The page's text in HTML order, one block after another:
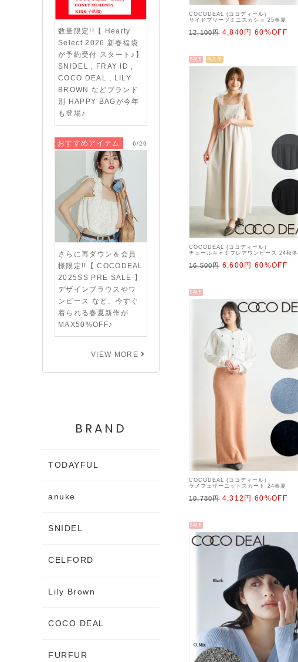
COCODEAL (ココディール）
サイドプリーツミニスカショ 25春夏
12,100円 4,840円 60%OFF
SALE 再入荷
COCODEAL (ココディール）
チュールキャミフレアワンピース 24秋冬
16,500円 6,600円 60%OFF
SALE
COCODEAL (ココディール）
ラメフェザーニットスカート 24春夏
10,780円 4,312円 60%OFF
SALE
数量限定!!【 Hearty
Select 2026 新春福袋
が予約受付 スタート♪】
SNIDEL , FRAY ID ,
COCO DEAL , LILY
BROWN などブランド
別 HAPPY BAGが今年
も登場♪
おすすめアイテム 6/29
さらに再ダウン＆会員
様限定!!【 COCODEAL
2025SS PRE SALE 】
デザインブラウスやワ
ンピース など、今すぐ
着られる春夏新作が
MAX50%OFF♪
VIEW MORE
BRAND
TODAYFUL
anuke
SNIDEL
CELFORD
Lily Brown
COCO DEAL
FURFUR